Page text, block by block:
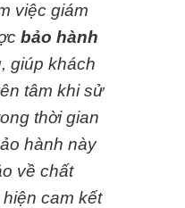
việc giám
bảo hành
, giúp khách
tâm khi sử
thời gian
hành này
về chất
cam kết